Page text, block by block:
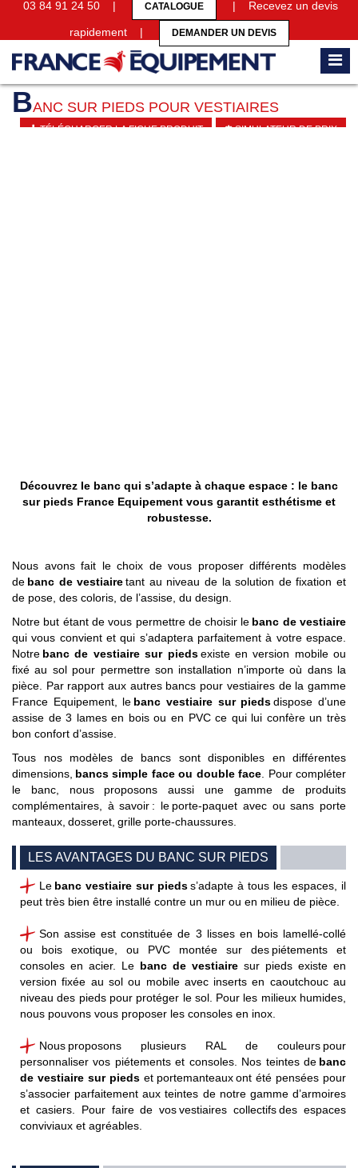
03 84 91 24 50 | CATALOGUE | Recevez un devis
rapidement | DEMANDER UN DEVIS
Accueil Bancs de vestiaires Banc sur pieds pour vestiaires
BANC SUR PIEDS POUR VESTIAIRES
SIMULATEUR DE PRIX
TÉLÉCHARGER LA FICHE PRODUIT
Découvrez le banc qui s’adapte à chaque espace : le banc
sur pieds France Equipement vous garantit esthétisme et
robustesse.
Nous avons fait le choix de vous proposer différents modèles
de banc de vestiairetant au niveau de la solution de fixation et
de pose, des coloris, de l’assise, du design.
Notre but étant de vous permettre de choisir le banc de vestiaire
qui vous convient et qui s’adaptera parfaitement à votre espace.
Notre banc de vestiaire sur piedsexiste en version mobile ou
fixé au sol pour permettre son installation n’importe où dans la
pièce. Par rapport aux autres bancs pour vestiaires de la gamme
France Equipement, le banc vestiaire sur piedsdispose d’une
assise de 3 lames en bois ou en PVC ce qui lui confère un très
bon confort d’assise.
Tous nos modèles de bancs sont disponibles en différentes
dimensions, bancs simple face ou double face . Pour compléter
le banc, nous proposons aussi une gamme de produits
complémentaires, à savoir : le porte-paquet avec ou sans porte
manteaux dosseret grille porte-chaussures
LES AVANTAGES DU BANC SUR PIEDS
Le banc vestiaire sur piedss’adapte à tous les espaces, il
peut très bien être installé contre un mur ou en milieu de pièce.
Son assise est constituée de 3 lisses en bois lamellé-collé
ou bois exotique, ou PVC montée sur des piétements et
consoles en acier. Le banc de vestiaire sur pieds existe en
version fixée au sol ou mobile avec inserts en caoutchouc au
niveau des pieds pour protéger le sol. Pour les milieux humides,
nous pouvons vous proposer les consoles en inox.
Nous proposons plusieurs RAL de couleurs pour
personnaliser vos piétements et consoles. Nos teintes de banc
de vestiaire sur piedset portemanteaux ont été pensées pour
s’associer parfaitement aux teintes de notre gamme d’armoires
et casiers. Pour faire de vos vestiaires collectifs des espaces
conviviaux et agréables.